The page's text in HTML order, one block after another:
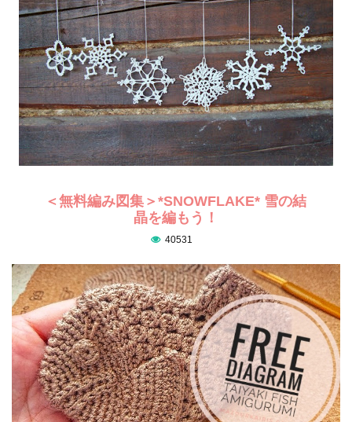
＜無料編み図集＞*SNOWFLAKE* 雪の結
晶を編もう！
40531